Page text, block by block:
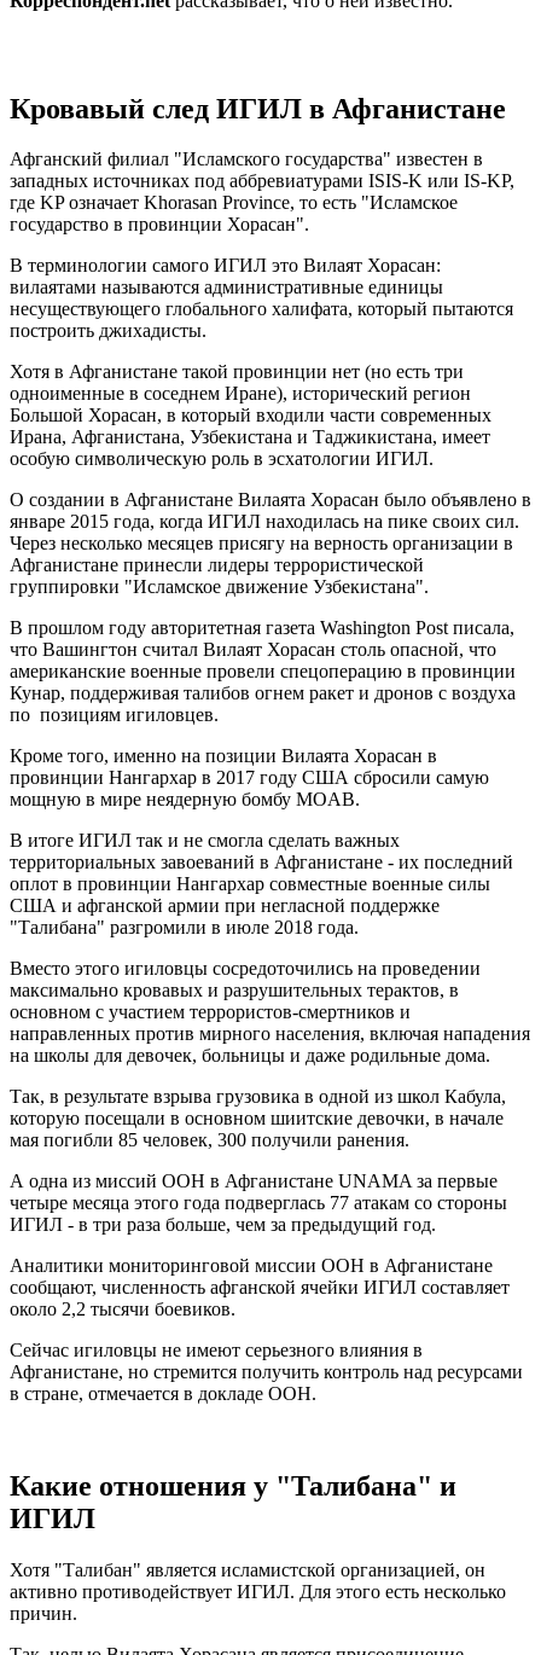
Кровавый след ИГИЛ в Афганистане
Афганский филиал "Исламского государства" известен в
западных источниках под аббревиатурами ISIS-K или IS-KP,
где KP означает Khorasan Province, то есть "Исламское
государство в провинции Хорасан".
В терминологии самого ИГИЛ это Вилаят Хорасан:
вилаятами называются административные единицы
несуществующего глобального халифата, который пытаются
построить джихадисты.
Хотя в Афганистане такой провинции нет (но есть три
одноименные в соседнем Иране), исторический регион
Большой Хорасан, в который входили части современных
Ирана, Афганистана, Узбекистана и Таджикистана, имеет
особую символическую роль в эсхатологии ИГИЛ.
О создании в Афганистане Вилаята Хорасан было объявлено в
январе 2015 года, когда ИГИЛ находилась на пике своих сил.
Через несколько месяцев присягу на верность организации в
Афганистане принесли лидеры террористической
группировки "Исламское движение Узбекистана".
В прошлом году авторитетная газета Washington Post писала,
что Вашингтон считал Вилаят Хорасан столь опасной, что
американские военные провели спецоперацию в провинции
Кунар, поддерживая талибов огнем ракет и дронов с воздуха
по позициям игиловцев.
Кроме того, именно на позиции Вилаята Хорасан в
провинции Нангархар в 2017 году США сбросили самую
мощную в мире неядерную бомбу MOAB.
В итоге ИГИЛ так и не смогла сделать важных
территориальных завоеваний в Афганистане - их последний
оплот в провинции Нангархар совместные военные силы
США и афганской армии при негласной поддержке
"Талибана" разгромили в июле 2018 года.
Вместо этого игиловцы сосредоточились на проведении
максимально кровавых и разрушительных терактов, в
основном с участием террористов-смертников и
направленных против мирного населения, включая нападения
на школы для девочек, больницы и даже родильные дома.
Так, в результате взрыва грузовика в одной из школ Кабула,
которую посещали в основном шиитские девочки, в начале
мая погибли 85 человек, 300 получили ранения.
А одна из миссий ООН в Афганистане UNAMA за первые
четыре месяца этого года подверглась 77 атакам со стороны
ИГИЛ - в три раза больше, чем за предыдущий год.
Аналитики мониторинговой миссии ООН в Афганистане
сообщают, численность афганской ячейки ИГИЛ составляет
около 2,2 тысячи боевиков.
Сейчас игиловцы не имеют серьезного влияния в
Афганистане, но стремится получить контроль над ресурсами
в стране, отмечается в докладе ООН.
Какие отношения у "Талибана" и
ИГИЛ
Хотя "Талибан" является исламистской организацией, он
активно противодействует ИГИЛ. Для этого есть несколько
причин.